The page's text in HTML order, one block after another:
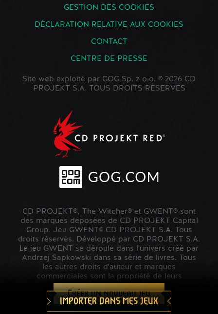
Créer un nouveau jeu
IMPORTER DANS MES JEUX
GESTION DES COOKIES
DÉCLARATION RELATIVE AUX COOKIES
CONTACT
CENTRE DE PRESSE
Site web exploité par GOG Sp. z o.o. © 2026 CD
PROJEKT S.A. TOUS DROITS RÉSERVÉS
CD PROJEKT®, The Witcher® et GWENT® sont
des marques déposées de CD PROJEKT Capital
Group. Jeu GWENT© CD PROJEKT S.A. Tous
droits réservés. Développé par CD PROJEKT S.A.
Le jeu GWENT se déroule dans l'univers créé par
Andrzej Sapkowski dans sa série de livres. Tous
les autres droits d'auteur et marques
commerciales sont la propriété de leurs
propriétaires respectifs.